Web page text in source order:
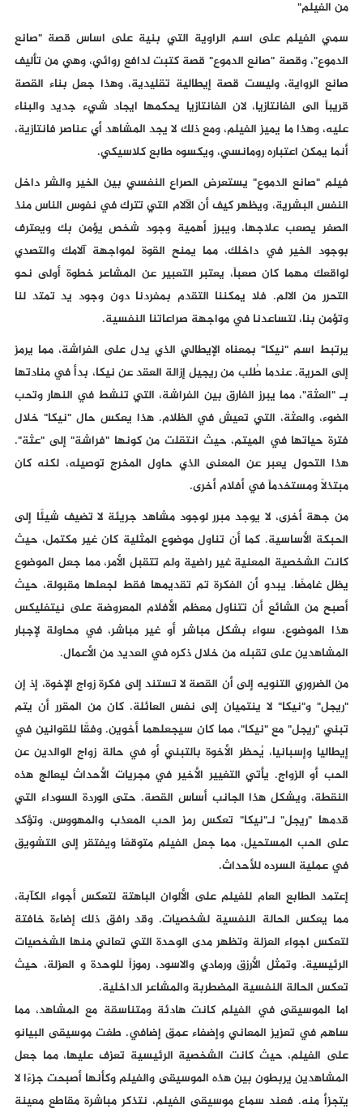
من الفيلم"
سمي الفيلم على اسم الراوية التي بنية على اساس قصة "صانع
الدموع"، وقصة "صانع الدموع" قصة كتبت لدافع روائي، وهي من تأليف
صانع الرواية، وليست قصة إيطالية تقليدية، وهذا جعل بناء القصة
قريباً الى الفانتازيا، لان الفانتازيا يحكمها ايجاد شيء جديد والبناء
عليه، وهذا ما يميز الفيلم، ومع ذلك لا يجد المشاهد أي عناصر فانتازية،
أنما يمكن اعتباره رومانسي، ويكسوه طابع كلاسيكي.
فيلم "صانع الدموع" يستعرض الصراع النفسي بين الخير والشر داخل
النفس البشرية، ويظهر كيف أن الآلام التي تترك في نفوس الناس منذ
الصغر يصعب علاجها، ويبرز أهمية وجود شخص يؤمن بك ويعترف
بوجود الخير في داخلك، مما يمنح القوة لمواجهة آلامك والتصدي
لواقعك مهما كان صعباً، يعتبر التعبير عن المشاعر خطوة أولى نحو
التحرر من الالم. فلا يمكننا التقدم بمفردنا دون وجود يد تمتد لنا
وتؤمن بنا، لتساعدنا في مواجهة صراعاتنا النفسية.
يرتبط اسم "نيكا" بمعناه الإيطالي الذي يدل على الفراشة، مما يرمز
إلى الحرية. عندما طُلب من ريجيل إزالة العقد عن نيكا، بدأ في منادتها
بـ "العثة"، مما يبرز الفارق بين الفراشة، التي تنشط في النهار وتحب
الضوء، والعثة، التي تعيش في الظلام. هذا يعكس حال "نيكا" خلال
فترة حياتها في الميتم، حيث انتقلت من كونها "فراشة" إلى "عثة".
هذا التحول يعبر عن المعنى الذي حاول المخرج توصيله، لكنه كان
مبتذلاً ومستخدماً في أفلام أخرى.
من جهة أخرى، لا يوجد مبرر لوجود مشاهد جريئة لا تضيف شيئًا إلى
الحبكة الأساسية. كما أن تناول موضوع المثلية كان غير مكتمل، حيث
كانت الشخصية المعنية غير راضية ولم تتقبل الأمر، مما جعل الموضوع
يظل غامضًا. يبدو أن الفكرة تم تقديمها فقط لجعلها مقبولة، حيث
أصبح من الشائع أن تتناول معظم الأفلام المعروضة على نيتفليكس
هذا الموضوع، سواء بشكل مباشر أو غير مباشر، في محاولة لإجبار
المشاهدين على تقبله من خلال ذكره في العديد من الأعمال.
من الضروري التنويه إلى أن القصة لا تستند إلى فكرة زواج الإخوة، إذ إن
"ريجل" و"نيكا" لا ينتميان إلى نفس العائلة. كان من المقرر أن يتم
تبني "ريجل" مع "نيكا"، مما كان سيجعلهما أخوين. وفقًا للقوانين في
إيطاليا وإسبانيا، يُحظر الأخوة بالتبني أو في حالة زواج الوالدين عن
الحب أو الزواج. يأتي التغيير الأخير في مجريات الأحداث ليعالج هذه
النقطة، ويشكل هذا الجانب أساس القصة. حتى الوردة السوداء التي
قدمها "ريجل" لـ"نيكا" تعكس رمز الحب المعذب والمهووس، وتؤكد
على الحب المستحيل، مما جعل الفيلم متوقعًا ويفتقر إلى التشويق
في عملية السرده للأحداث.
إعتمد الطابع العام للفيلم على الألوان الباهتة لتعكس أجواء الكآبة،
مما يعكس الحالة النفسية لشخصيات. وقد رافق ذلك إضاءة خافتة
لتعكس اجواء العزلة وتظهر مدى الوحدة التي تعاني منها الشخصيات
الرئيسية. وتمثل الأرزق ورمادي والاسود، رموزاً للوحدة و العزلة، حيث
تعكس الحالة النفسية المضطربة والمشاعر الداخلية.
اما الموسيقى في الفيلم كانت هادئة ومتناسقة مع المشاهد، مما
ساهم في تعزيز المعاني وإضفاء عمق إضافي. طغت موسيقى البيانو
على الفيلم، حيث كانت الشخصية الرئيسية تعزف عليها، مما جعل
المشاهدين يربطون بين هذه الموسيقى والفيلم وكأنها أصبحت جزءًا لا
يتجزأ منه. فعند سماع موسيقى الفيلم، نتذكر مباشرة مقاطع معينة